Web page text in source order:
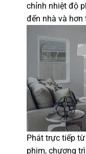
chỉnh nhiệt độ
đến nhà và hơn
Phát trực tiếp
phim, chương